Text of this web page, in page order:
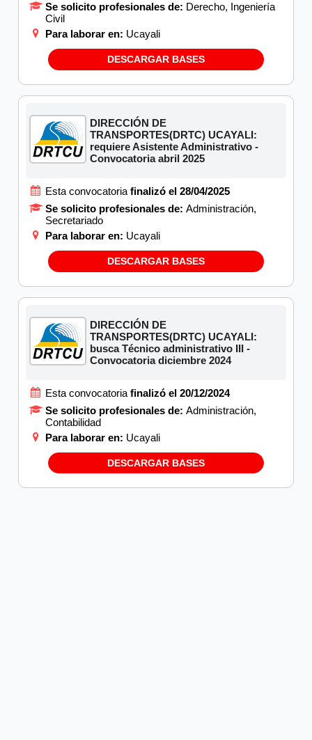
Se solicito profesionales de: Derecho, Ingeniería
Civil
Para laborar en: Ucayali
DESCARGAR BASES
DIRECCIÓN DE
TRANSPORTES(DRTC) UCAYALI:
requiere Asistente Administrativo -
Convocatoria abril 2025
Esta convocatoria finalizó el 28/04/2025
Se solicito profesionales de: Administración,
Secretariado
Para laborar en: Ucayali
DESCARGAR BASES
DIRECCIÓN DE
TRANSPORTES(DRTC) UCAYALI:
busca Técnico administrativo III -
Convocatoria diciembre 2024
Esta convocatoria finalizó el 20/12/2024
Se solicito profesionales de: Administración,
Contabilidad
Para laborar en: Ucayali
DESCARGAR BASES